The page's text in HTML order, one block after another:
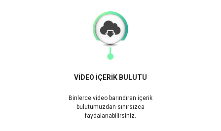
VİDEO İÇERİK BULUTU
Binlerce video barındıran içerik
bulutumuzdan sınırsızca
faydalanabilirsiniz.